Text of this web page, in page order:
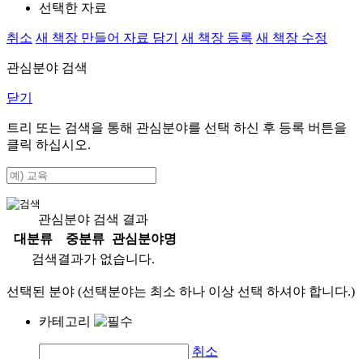
선택한 자료
취소 새 책장 만들어 자료 담기 새 책장 등록 새 책장 수정
관심분야 검색
닫기
트리 또는 검색을 통해 관심분야를 선택 하신 후 등록 버튼을
클릭 하십시오.
관심분야 검색 결과
대분류
중분류
관심분야명
검색결과가 없습니다.
선택된 분야 (선택분야는 최소 하나 이상 선택 하셔야 합니다.)
카테고리
취소